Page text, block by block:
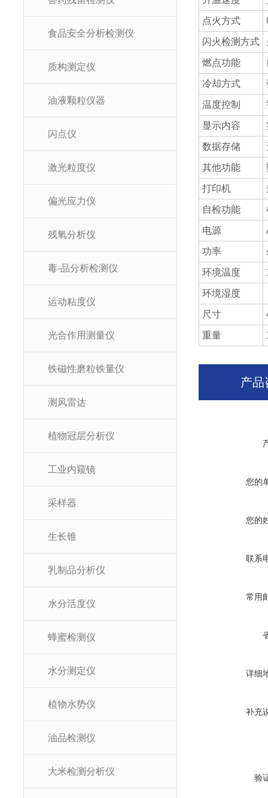
食品安全分析检测仪
质构测定仪
油液颗粒仪器
闪点仪
激光粒度仪
偏光应力仪
残氧分析仪
毒-品分析检测仪
运动粘度仪
光合作用测量仪
铁磁性磨粒铁量仪
测风雷达
植物冠层分析仪
工业内窥镜
采样器
生长锥
乳制品分析仪
水分活度仪
蜂蜜检测仪
水分测定仪
植物水势仪
油品检测仪
大米检测分析仪
点火方式
闪火检测方式
燃点功能
冷却方式
温度控制
显示内容
数据存储
其他功能
打印机
自检功能
电源
功率
环境温度
环境湿度
尺寸
重量
产品
您的
您的
联系
常用
详细
补充
验